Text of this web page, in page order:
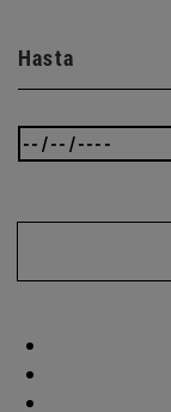
Hasta